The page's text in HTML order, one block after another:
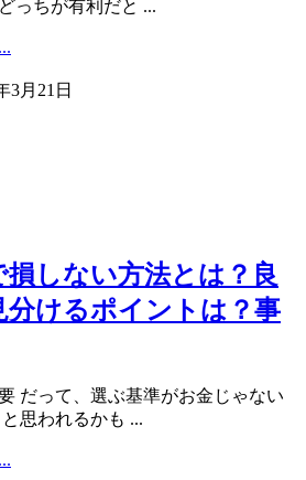
っちが有利だと ...
3月21日
しない方法とは？良
分けるポイントは？事
だって、選ぶ基準がお金じゃない
思われるかも ...